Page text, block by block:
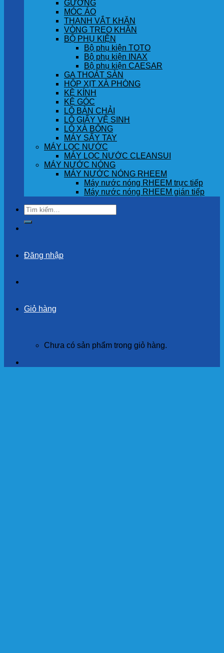
GƯƠNG
MÓC ÁO
THANH VẮT KHĂN
VÒNG TREO KHĂN
BỘ PHỤ KIỆN
Bộ phụ kiện TOTO
Bộ phụ kiện INAX
Bộ phụ kiện CAESAR
GA THOÁT SÀN
HỘP XỊT XÀ PHÒNG
KỆ KÍNH
KỆ GÓC
LÔ BÀN CHẢI
LÔ GIẤY VỆ SINH
LÔ XÀ BÔNG
MÁY SẤY TAY
MÁY LỌC NƯỚC
MÁY LỌC NƯỚC CLEANSUI
MÁY NƯỚC NÓNG
MÁY NƯỚC NÓNG RHEEM
Máy nước nóng RHEEM trực tiếp
Máy nước nóng RHEEM gián tiếp
Tìm
kiếm:
Đăng nhập
Giỏ hàng
Chưa có sản phẩm trong giỏ hàng.